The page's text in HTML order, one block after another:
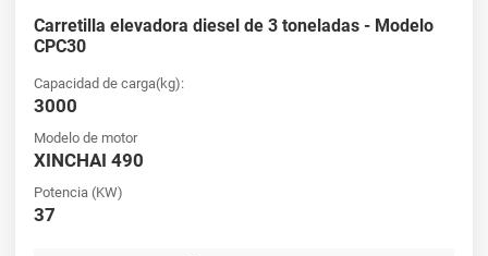
Carretilla elevadora diesel de 3 toneladas - Modelo
CPC30
Capacidad de carga(kg):
3000
Modelo de motor
XINCHAI 490
Potencia (KW)
37